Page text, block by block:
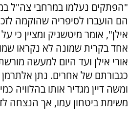
הם הועברו לסיפריה שהוקמה
אילן", אומר מיטשניק ומציין כי
אחד בקרית שמונה לא נקראו
אורי אילן ועד היום למעשה
כגבורתם של אחרים. נתן אלתרמן
ומשה דיין מגדיר אותו בהלוויה
משימת ביטחון עמו, אך הנצחה